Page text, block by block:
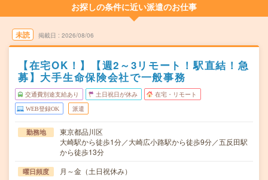
お探しの条件に近い派遣のお仕事
未読 掲載日 2026/08/06
【在宅OK！】【週2～3リモート！駅直結！急
募】大手生命保険会社で一般事務
交通費別途支給あり 土日祝日が休み 在宅・リモート
WEB登録OK 派遣
勤務地
東京都品川区
大崎駅から徒歩1分／大崎広小路駅から徒歩9分／五反田駅
から徒歩13分
曜日頻度 月～金（土日祝休み）